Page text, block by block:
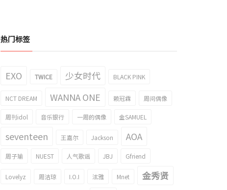
热门标签
EXO TWICE 少女时代 BLACK PINK
NCT DREAM WANNA ONE 赖冠霖 周间偶像
周刊idol 音乐银行 一周的偶像 金SAMUEL
seventeen 王嘉尔 Jackson AOA
周子瑜 NUEST 人气歌谣 JBJ Gfriend
Lovelyz 周洁琼 I.O.I 泫雅 Mnet 金秀贤